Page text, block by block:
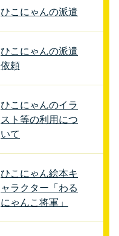
ひこにゃんの派遣
ひこにゃんの派遣
依頼
ひこにゃんのイラ
スト等の利用につ
いて
ひこにゃん絵本キ
ャラクター「わる
にゃんこ将軍」